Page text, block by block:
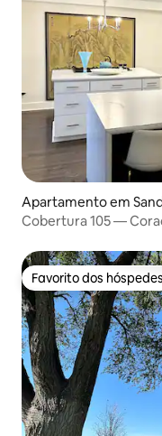
Apartamento em
Cobertura 105 —
Favorito dos
Favorito dos hóspedes